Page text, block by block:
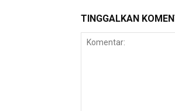
TINGGALKAN